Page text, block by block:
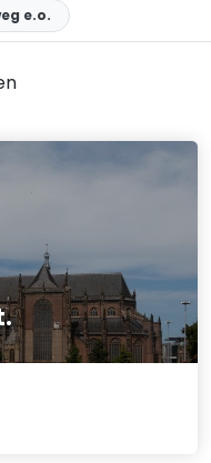
e.o.